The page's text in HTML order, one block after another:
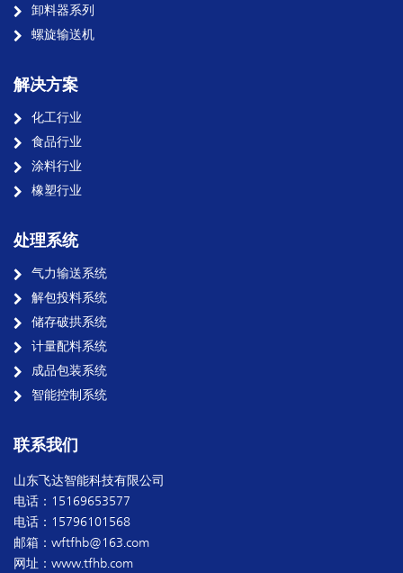
卸料器系列
螺旋输送机
解决方案
化工行业
食品行业
涂料行业
橡塑行业
处理系统
气力输送系统
解包投料系统
储存破拱系统
计量配料系统
成品包装系统
智能控制系统
联系我们
山东飞达智能科技有限公司
电话：15169653577
电话：15796101568
邮箱：wftfhb@163.com
网址：www.tfhb.com